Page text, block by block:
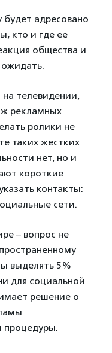
адресовано
кто и где ее
общества и
ожидать.
телевидении,
рекламных
ролики не
таких жестких
нет, но и
короткие
контакты:
сети.
– вопрос не
выделять 5%
для социальной
решение о
процедуры.